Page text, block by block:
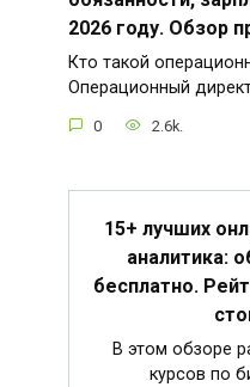
2026 году. Обзор
Кто такой
Операционный
0 2.6k.
15+ лучших
аналитика:
бесплатно.
В этом обзоре
курсов по